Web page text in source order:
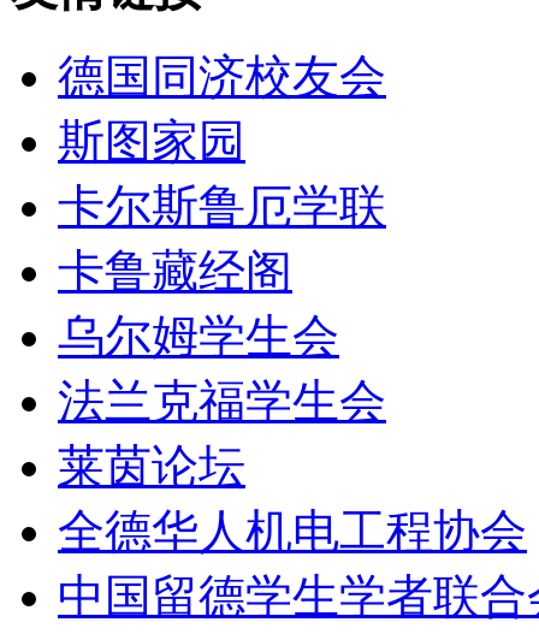
德国同济校友会
斯图家园
卡尔斯鲁厄学联
卡鲁藏经阁
乌尔姆学生会
法兰克福学生会
莱茵论坛
全德华人机电工程协会
中国留德学生学者联合